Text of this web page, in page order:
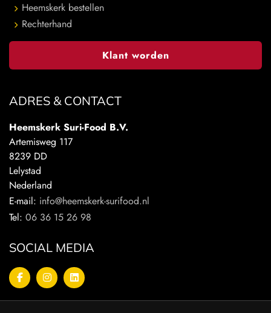
Heemskerk bestellen
Rechterhand
Klant worden
ADRES & CONTACT
Heemskerk Suri-Food B.V.
Artemisweg 117
8239 DD
Lelystad
Nederland
E-mail: info@heemskerk-surifood.nl
Tel: 06 36 15 26 98
SOCIAL MEDIA